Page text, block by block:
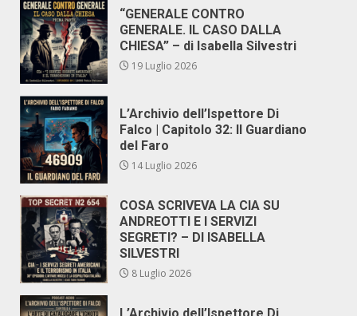
“GENERALE CONTRO
GENERALE. IL CASO DALLA
CHIESA” – di Isabella Silvestri
19 Luglio 2026
L’Archivio dell’Ispettore Di
Falco | Capitolo 32: Il Guardiano
del Faro
14 Luglio 2026
COSA SCRIVEVA LA CIA SU
ANDREOTTI E I SERVIZI
SEGRETI? – DI ISABELLA
SILVESTRI
8 Luglio 2026